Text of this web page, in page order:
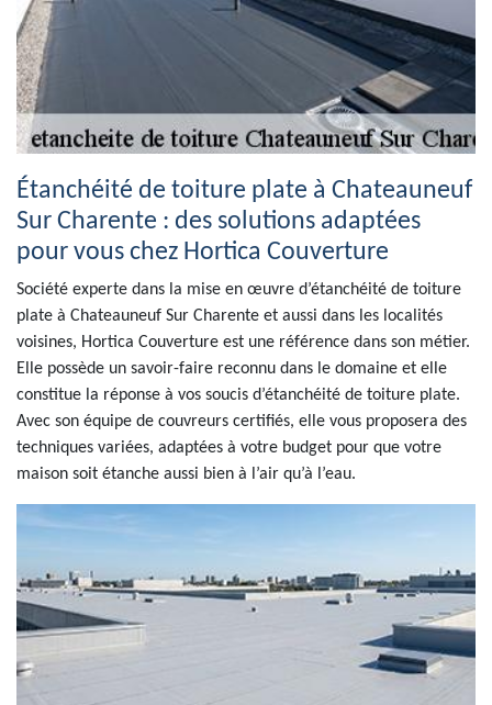
Étanchéité de toiture plate à Chateauneuf
Sur Charente : des solutions adaptées
pour vous chez Hortica Couverture
Société experte dans la mise en œuvre d’étanchéité de toiture
plate à Chateauneuf Sur Charente et aussi dans les localités
voisines, Hortica Couverture est une référence dans son métier.
Elle possède un savoir-faire reconnu dans le domaine et elle
constitue la réponse à vos soucis d’étanchéité de toiture plate.
Avec son équipe de couvreurs certifiés, elle vous proposera des
techniques variées, adaptées à votre budget pour que votre
maison soit étanche aussi bien à l’air qu’à l’eau.